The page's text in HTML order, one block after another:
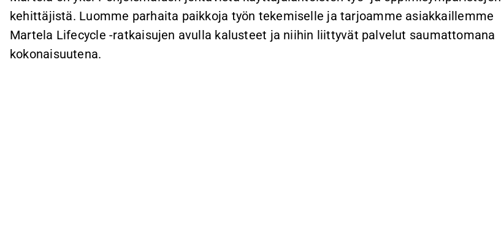
kehittäjistä. Luomme parhaita paikkoja työn tekemiselle ja tarjoamme asiakkaillemme
Martela Lifecycle -ratkaisujen avulla kalusteet ja niihin liittyvät palvelut saumattomana
kokonaisuutena.